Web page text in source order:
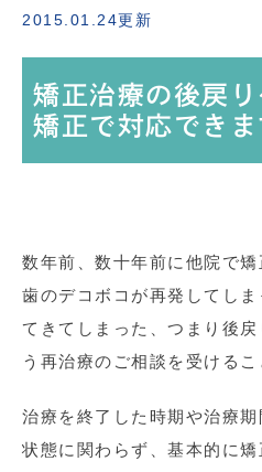
2015.01.24更新
矯正治療の後戻
矯正で対応できま
数年前、数十年前に他院で
歯のデコボコが再発してし
てきてしまった、つまり後
う再治療のご相談を受けるこ
治療を終了した時期や治療
状態に関わらず、基本的に